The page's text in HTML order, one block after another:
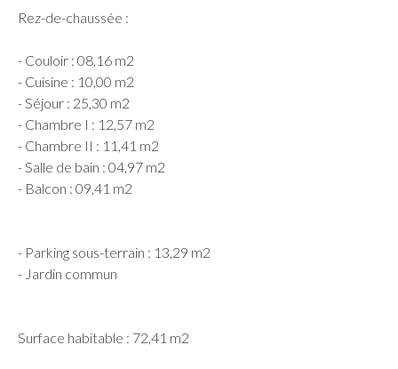
Rez-de-chaussée :
- Couloir : 08,16 m2
- Cuisine : 10,00 m2
- Séjour : 25,30 m2
- Chambre I : 12,57 m2
- Chambre II : 11,41 m2
- Salle de bain : 04,97 m2
- Balcon : 09,41 m2
- Parking sous-terrain : 13,29 m2
- Jardin commun
Surface habitable : 72,41 m2